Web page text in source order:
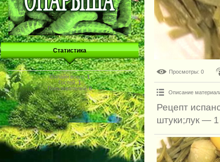
Статистика
Онлайн всего:1
Гостей:1
Пользователей:0
Просмотры: 0
Описание
Рецепт
штуки;лук —